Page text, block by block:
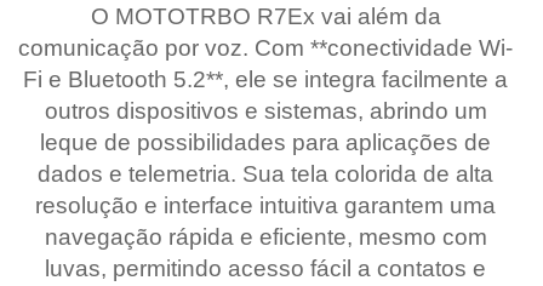
O MOTOTRBO R7Ex vai além da
comunicação por voz. Com **conectividade Wi-
Fi e Bluetooth 5.2**, ele se integra facilmente a
outros dispositivos e sistemas, abrindo um
leque de possibilidades para aplicações de
dados e telemetria. Sua tela colorida de alta
resolução e interface intuitiva garantem uma
navegação rápida e eficiente, mesmo com
luvas, permitindo acesso fácil a contatos e